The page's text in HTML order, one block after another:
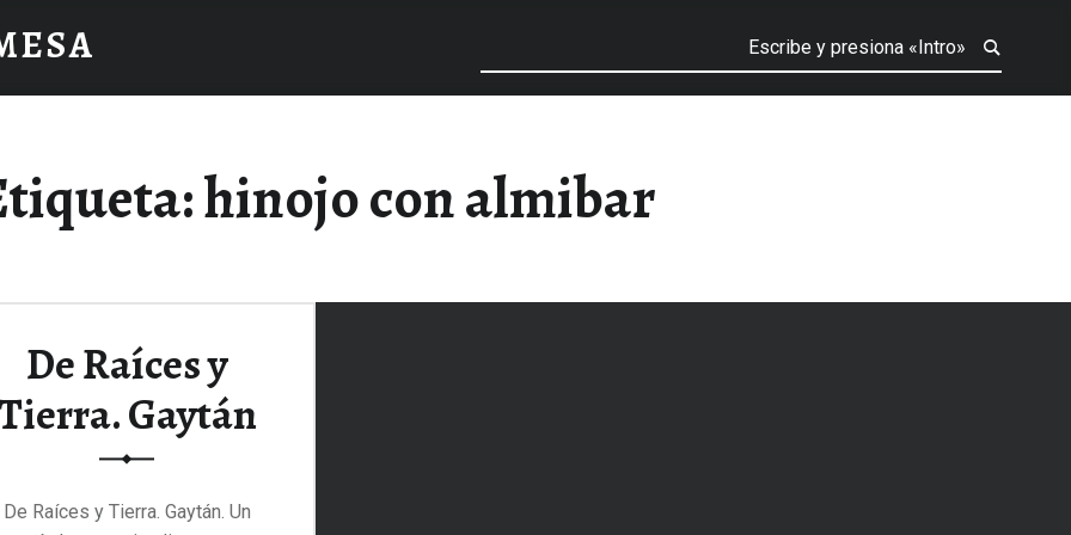
hinojo con almibar
De Raíces y
Gaytán
De Raíces y Tierra. Gaytán. Un